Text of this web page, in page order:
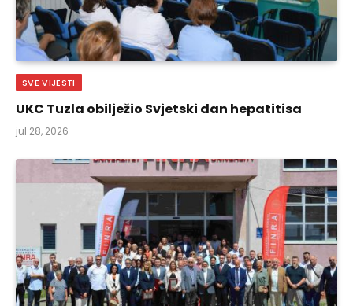
SVE VIJESTI
UKC Tuzla obilježio Svjetski dan hepatitisa
jul 28, 2026